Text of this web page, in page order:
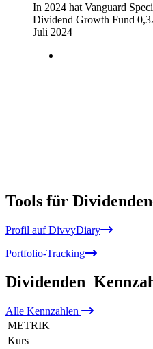
In 2024 hat Vanguard
Dividend Growth Fund
Juli 2024
Tools für
Profil auf DivvyDiary
Portfolio-Tracking
Dividenden
Alle Kennzahlen
METRIK
Kurs